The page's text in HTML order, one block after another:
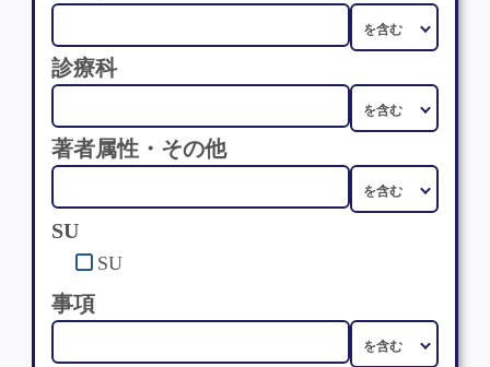
診療科
著者属性・その他
SU
SU
事項